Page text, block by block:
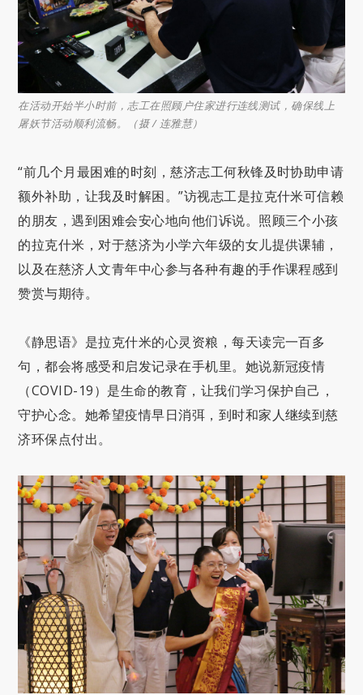
在活动开始半小时前，志工在照顾户住家进行连线测试，确保线上
屠妖节活动顺利流畅。（摄 / 连雅慧）
“前几个月最困难的时刻，慈济志工何秋锋及时协助申请
额外补助，让我及时解困。”访视志工是拉克什米可信赖
的朋友，遇到困难会安心地向他们诉说。照顾三个小孩
的拉克什米，对于慈济为小学六年级的女儿提供课辅，
以及在慈济人文青年中心参与各种有趣的手作课程感到
赞赏与期待。
《静思语》是拉克什米的心灵资粮，每天读完一百多
句，都会将感受和启发记录在手机里。她说新冠疫情
（COVID-19）是生命的教育，让我们学习保护自己，
守护心念。她希望疫情早日消弭，到时和家人继续到慈
济环保点付出。